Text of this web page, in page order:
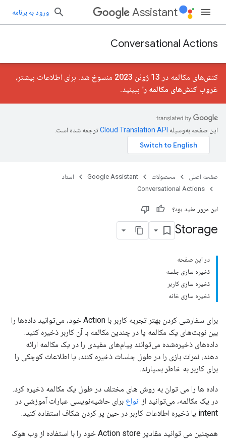
Assistant ورود به برنامه
Conversational Actions
کنش‌های مکالمه در 13 ژوئن 2023 منسوخ شد. برای اطلاعات بیشتر،
غروب کنش‌های مکالمه را ببینید.
این صفحه به‌وسیله ترجمه شده است.
صفحه اصلی محصولات Google Assistant
اسناد
Conversational Actions
این مرور مفید بود؟
Storage
در این صفحه
ذخیره سازی جلسه
ذخیره سازی کاربر
ذخیره سازی خانه
برای سفارشی کردن بهتر تجربه کاربر با Action خود، می‌توانید داده‌ها را
بین نوبت‌های یک مکالمه یا در چندین مکالمه با آن کاربر ذخیره کنید.
داده‌های ذخیره‌شده می‌توانند پیام‌های مفیدی را در یک مکالمه ارائه
دهند، نمرات بازی را در طول جلسات ذخیره کنند، یا اطلاعات کوچکی را
برای کاربر به خاطر بسپارند.
داده ها را می توان به روش های مختلف در طول یک مکالمه ذخیره کرد.
در یک مکالمه، می‌توانید از انواع برای حاشیه‌نویسی عبارات آموزشی در
intent یا ذخیره اطلاعات کاربر در حین پر کردن شکاف استفاده کنید.
همچنین می توانید مقادیر Action store خود را با استفاده از وب هوک